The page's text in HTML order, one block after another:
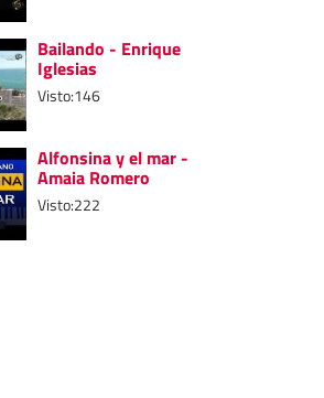
Bailando - Enrique
Iglesias
Visto:146
Alfonsina y el mar -
Amaia Romero
Visto:222